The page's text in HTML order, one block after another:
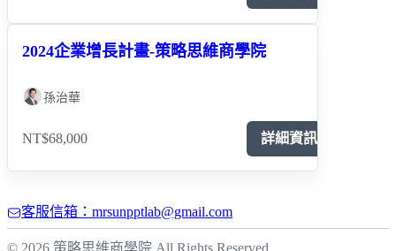
2024企業增長計畫-策略思維商學院
孫治華
NT$68,000 詳細資訊
客服信箱：mrsunpptlab@gmail.com
© 2026 策略思維商學院 All Rights Reserved.